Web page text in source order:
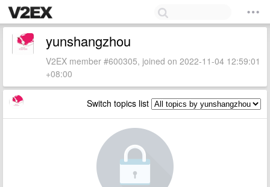
yunshangzhou
V2EX member #600305, joined on 2022-11-04 12:59:01
+08:00
Switch topics list